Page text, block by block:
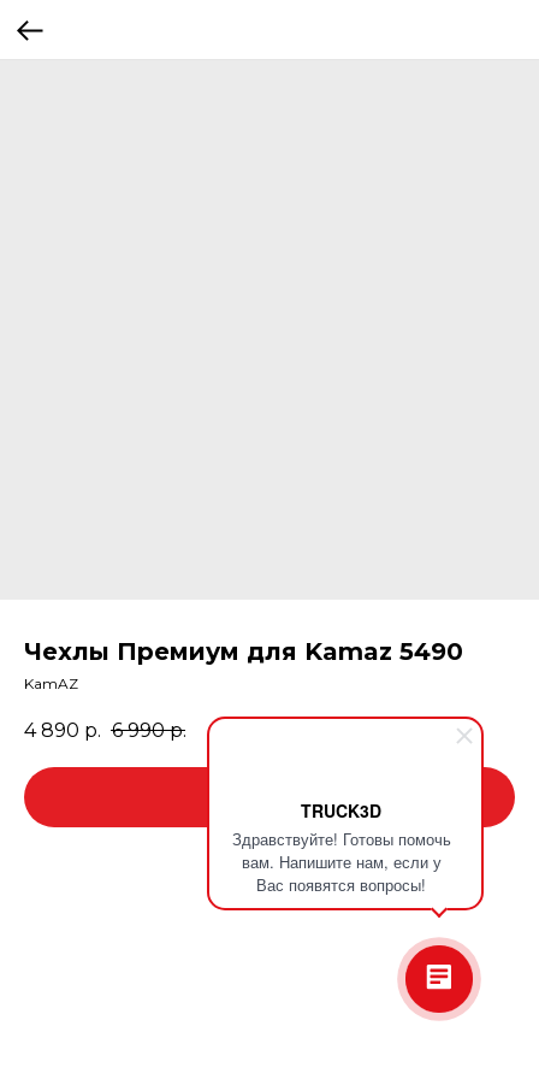
TRUCK3D
Здравствуйте! Готовы помочь
вам. Напишите нам, если у
Вас появятся вопросы!
Чехлы Премиум для Kamaz 5490
KamAZ
4 890 р. 6 990 р.